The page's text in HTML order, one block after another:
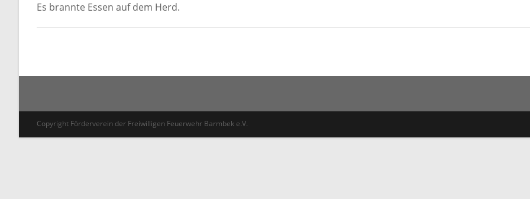
Es brannte Essen auf dem Herd.
Copyright Förderverein der Freiwilligen Feuerwehr Barmbek e.V.